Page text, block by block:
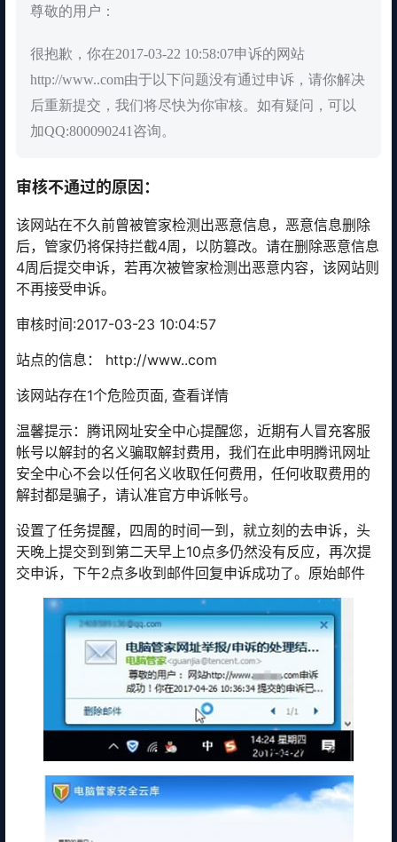
尊敬的用户：
很抱歉，你在2017-03-22 10:58:07申诉的网站
http://www..com由于以下问题没有通过申诉，请你解决
后重新提交，我们将尽快为你审核。如有疑问，可以
加QQ:800090241咨询。
审核不通过的原因：
该网站在不久前曾被管家检测出恶意信息，恶意信息删除
后，管家仍将保持拦截4周，以防篡改。请在删除恶意信息
4周后提交申诉，若再次被管家检测出恶意内容，该网站则
不再接受申诉。
审核时间:2017-03-23 10:04:57
站点的信息： http://www..com
该网站存在1个危险页面, 查看详情
温馨提示：腾讯网址安全中心提醒您，近期有人冒充客服
帐号以解封的名义骗取解封费用，我们在此申明腾讯网址
安全中心不会以任何名义收取任何费用，任何收取费用的
解封都是骗子，请认准官方申诉帐号。
设置了任务提醒，四周的时间一到，就立刻的去申诉，头
天晚上提交到到第二天早上10点多仍然没有反应，再次提
交申诉，下午2点多收到邮件回复申诉成功了。原始邮件